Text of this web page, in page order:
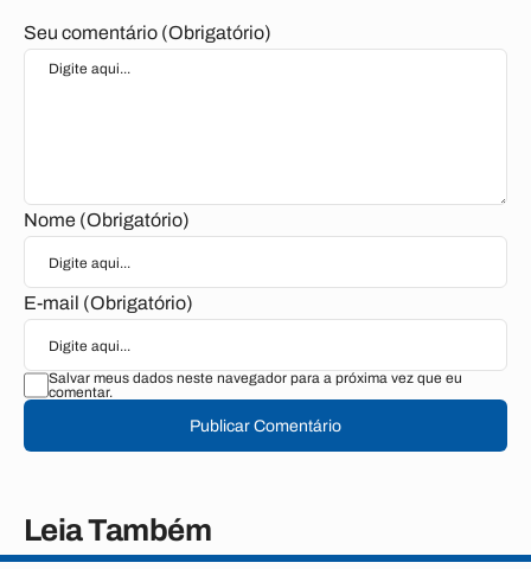
Seu comentário (Obrigatório)
Nome (Obrigatório)
E-mail (Obrigatório)
Salvar meus dados neste navegador para a próxima vez que eu
comentar.
Publicar Comentário
Leia Também